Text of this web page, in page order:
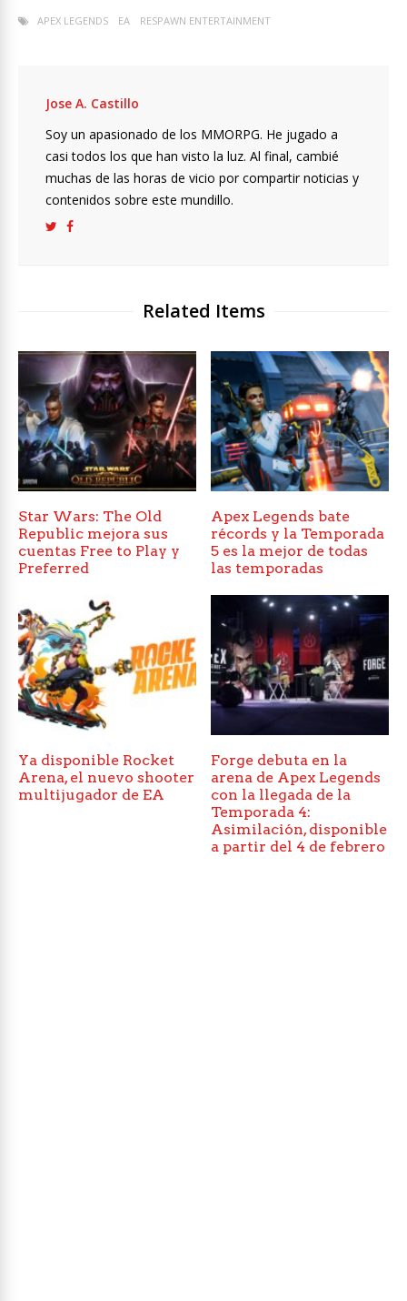
APEX LEGENDS EA RESPAWN ENTERTAINMENT
Jose A. Castillo
Soy un apasionado de los MMORPG. He jugado a
casi todos los que han visto la luz. Al final, cambié
muchas de las horas de vicio por compartir noticias y
contenidos sobre este mundillo.
Related Items
Star Wars: The Old
Republic mejora sus
cuentas Free to Play y
Preferred
Apex Legends bate
récords y la Temporada
5 es la mejor de todas
las temporadas
Ya disponible Rocket
Arena, el nuevo shooter
multijugador de EA
Forge debuta en la
arena de Apex Legends
con la llegada de la
Temporada 4:
Asimilación, disponible
a partir del 4 de febrero